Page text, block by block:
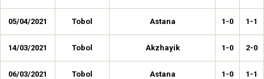
05/04/2021 Tobol Astana 1-0 1-1
14/03/2021 Tobol Akzhayik 1-0 2-0
06/03/2021 Tobol Astana 1-0 1-1